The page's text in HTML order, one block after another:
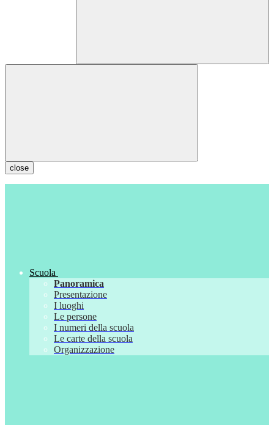
close
Scuola
Panoramica
Presentazione
I luoghi
Le persone
I numeri della scuola
Le carte della scuola
Organizzazione